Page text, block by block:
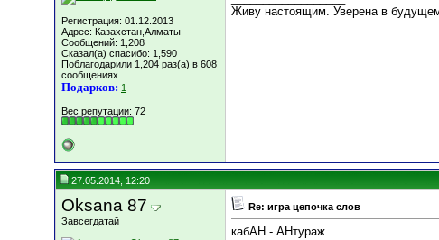
Регистрация: 01.12.2013
Адрес: Казахстан,Алматы
Сообщений: 1,208
Сказал(а) спасибо: 1,590
Поблагодарили 1,204 раз(а) в 608
сообщениях
Подарков: 1
Вес репутации: 72
Живу настоящим. Уверена в
27.05.2014, 12:20
Oksana 87
Завсегдатай
Re: игра цепочка слов
кабАН - АНтураж